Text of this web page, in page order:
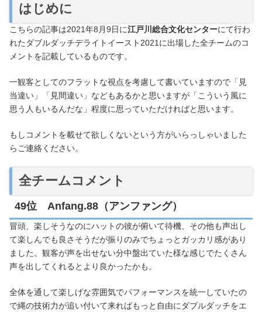
はじめに
こちらの記事は2021年8月9日に江戸川総合文化センターにて行わ
れたダブルダッチデライトイースト2021に出場した全チームのコ
メントを記載しているものです。
一観客としてのフラットな視点を考慮して書いていますので「見
当違い」「見間違い」などもあるかと思いますが「こういう風に
思う人もいるんだな」程度に思っていただければと思います。
もしコメントを載せて欲しくないという方がいらっしゃいました
らご連絡ください。
全チームコメント
49位 Anfang.88（アンファング）
冒頭、楽しそうなのにハットの彼が俯いて待機、その他も声出し
て楽しんでも良さそうだが振りのみでちょっとガッカリ感があり
ました。観客が声を出せない分中盤出ていた様な感じでたくさん
声を出してくれるとより良かったかも。
全体を通して楽しげな雰囲気でパフォーマンスを統一していたの
で縄の技術力が追い付いて来ればもっと自由にダブルダッチをエ